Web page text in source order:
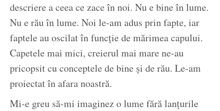
descriere a ceea ce zace în noi. Nu e bine în lume.
Nu e rău în lume. Noi le-am adus prin fapte, iar
faptele au oscilat în funcție de mărimea capului.
Capetele mai mici, creierul mai mare ne-au
pricopsit cu conceptele de bine și de rău. Le-am
proiectat în afara noastră.
Mi-e greu să-mi imaginez o lume fără lanțurile